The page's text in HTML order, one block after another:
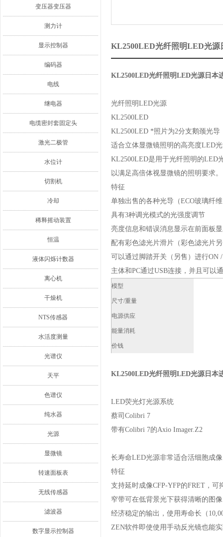
变压器变压器
测力计
显示控制器
编码器
电线
继电器
电缆密封套固定头
激光二极管
水位计
切割机
冷却
稀释摇动装置
恒温
液体闪烁计数器
离心机
干燥机
NTS传感器
水活度测量
光谱仪
天平
色谱仪
纯水器
光源
显微镜
转速面板表
无线传感器
滤波器
数字显示控制器
KL2500LED光纤照明LED光源
KL2500LED光纤照明LED光源日本
光纤照明LED光源
KL2500LED
KL2500LED *照片为2分支鹅颈光导
适合立体显微镜照明的高亮度LED
KL2500LED是用于光纤照明的LED
以满足高倍体视显微镜的照明要求。
特征
单独出售的各种光导（ECO玻璃纤
具有3种调光模式的光强度调节
亮度信息和错误消息显示在前面板
配有彩色滤光片滑片（彩色滤光片
可以通过脚踏开关（另售）进行ON
主体和PC通过USB连接，并且可以
模型
尺寸/重量
电源供应
能量消耗
价钱
KL2500LED光纤照明LED光源日本
LED荧光灯光源系统
蔡司Colibri 7
带有Colibri 7的Axio Imager.Z2
长寿命LED光源非常适合活细胞成像
特征
支持延时成像CFP-YFP的FRET，
窄带可在低背景光下获得清晰的图像
经济稳定的输出，使用寿命长（
ZEN软件即使使用手动反光镜也能